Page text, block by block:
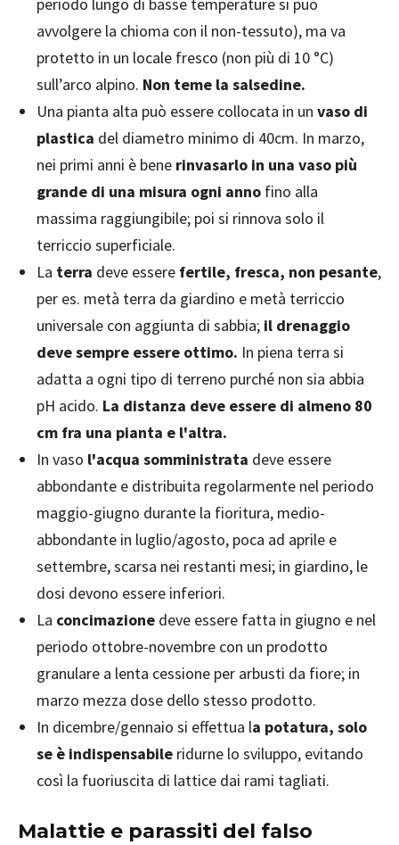
avvolgere la chioma con il non-tessuto), ma va
protetto in un locale fresco (non più di 10 °C)
sull’arco alpino. Non teme la salsedine.
Una pianta alta può essere collocata in un vaso di
plastica del diametro minimo di 40cm. In marzo,
nei primi anni è bene rinvasarlo in una vaso più
grande di una misura ogni anno fino alla
massima raggiungibile; poi si rinnova solo il
terriccio superficiale.
La terra deve essere fertile, fresca, non pesante,
per es. metà terra da giardino e metà terriccio
universale con aggiunta di sabbia; il drenaggio
deve sempre essere ottimo. In piena terra si
adatta a ogni tipo di terreno purché non sia abbia
pH acido. La distanza deve essere di almeno 80
cm fra una pianta e l'altra.
In vaso l'acqua somministrata deve essere
abbondante e distribuita regolarmente nel periodo
maggio-giugno durante la fioritura, medio-
abbondante in luglio/agosto, poca ad aprile e
settembre, scarsa nei restanti mesi; in giardino, le
dosi devono essere inferiori.
La concimazione deve essere fatta in giugno e nel
periodo ottobre-novembre con un prodotto
granulare a lenta cessione per arbusti da fiore; in
marzo mezza dose dello stesso prodotto.
In dicembre/gennaio si effettua la potatura, solo
se è indispensabile ridurne lo sviluppo, evitando
così la fuoriuscita di lattice dai rami tagliati.
Malattie e parassiti del falso